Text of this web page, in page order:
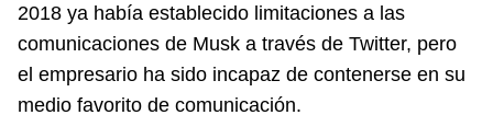
2018 ya había establecido limitaciones a las
comunicaciones de Musk a través de Twitter, pero
el empresario ha sido incapaz de contenerse en su
medio favorito de comunicación.